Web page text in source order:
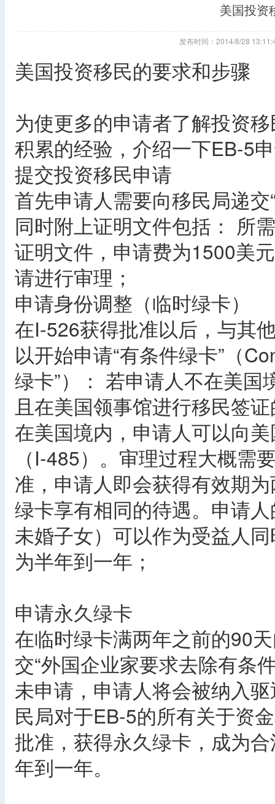
美国投资
发布时间：2014/8/28
美国投资移民的要求和步骤
为使更多的申请者了解投资
积累的经验，介绍一下EB-5
提交投资移民申请
首先申请人需要向移民局递
同时附上证明文件包括： 所
证明文件，申请费为1500美
请进行审理；
申请身份调整（临时绿卡）
在I-526获得批准以后，与其
以开始申请“有条件绿卡”（
绿卡”）： 若申请人不在美
且在美国领事馆进行移民签
在美国境内，申请人可以向
（I-485）。审理过程大概需
准，申请人即会获得有效期
绿卡享有相同的待遇。申请
未婚子女）可以作为受益人
为半年到一年；
申请永久绿卡
在临时绿卡满两年之前的90
交“外国企业家要求去除有条
未申请，申请人将会被纳入
民局对于EB-5的所有关于资
批准，获得永久绿卡，成为
年到一年。